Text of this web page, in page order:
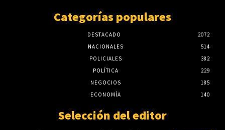
Categorías populares
DESTACADO
2072
NACIONALES
514
POLICIALES
382
POLÍTICA
229
NEGOCIOS
185
ECONOMÍA
140
Selección del editor